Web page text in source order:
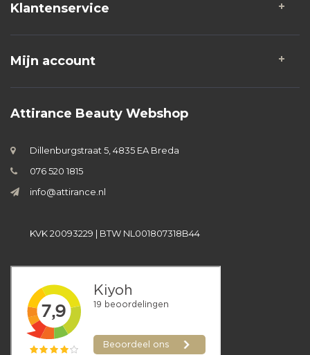
Klantenservice
Mijn account
Attirance Beauty Webshop
Dillenburgstraat 5, 4835 EA Breda
076 520 1815
info@attirance.nl
KVK 20093229 | BTW NL001807318B44